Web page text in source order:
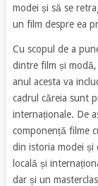
modei și să se
un film despre ea
Cu scopul de a
dintre film și modă,
anul acesta va
cadrul căreia sunt
internaționale. De
componență filme
din istoria modei și
locală și
dar și un